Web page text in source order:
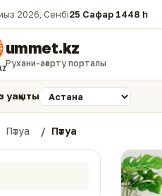
2026, Сенбі25 Сафар 1448 һ.
ummet.kz
Рухани-ағарту порталы
уақыты
Пәтуа Пәтуа